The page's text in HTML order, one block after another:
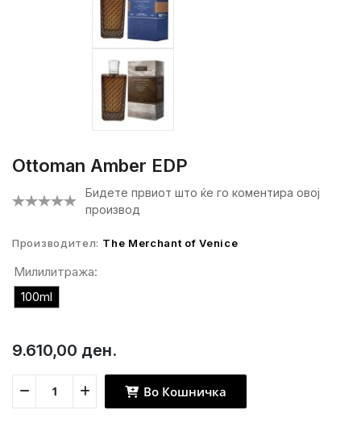
Ottoman Amber EDP
Бидете првиот што ќе го коментира овој
производ
Производител: The Merchant of Venice
Милилитража:
100ml
9.610,00 ден.
Во Кошничка